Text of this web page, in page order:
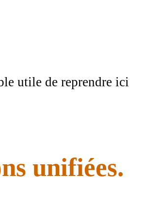
utile de reprendre ici
unifiées.